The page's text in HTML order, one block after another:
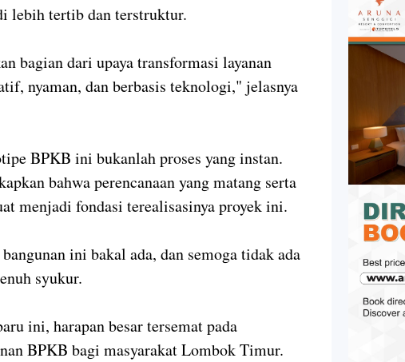
lebih tertib dan terstruktur.
bagian dari upaya transformasi layanan
nyaman, dan berbasis teknologi," jelasnya
BPKB ini bukanlah proses yang instan.
bahwa perencanaan yang matang serta
menjadi fondasi terealisasinya proyek ini.
ini bakal ada, dan semoga tidak ada
syukur.
ini, harapan besar tersemat pada
BPKB bagi masyarakat Lombok Timur.